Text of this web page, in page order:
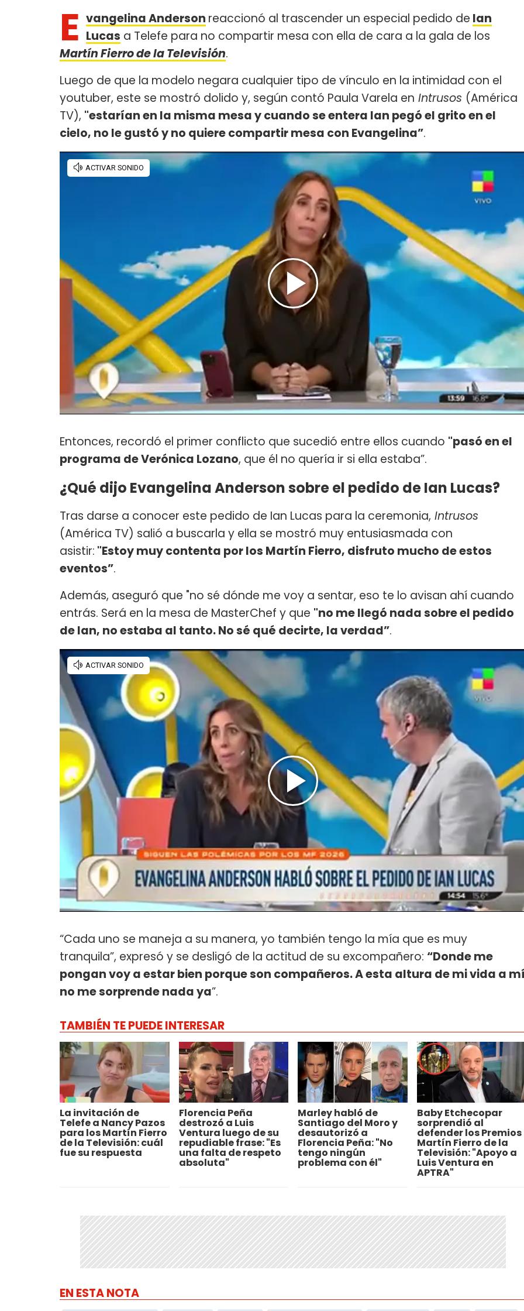
E vangelina Anderson reaccionó al trascender un especial pedido de Ian
Lucas a Telefe para no compartir mesa con ella de cara a la gala de los
Martín Fierro de la Televisión.
Luego de que la modelo negara cualquier tipo de vínculo en la intimidad con el
youtuber, este se mostró dolido y, según contó Paula Varela en Intrusos (América
TV), "estarían en la misma mesa y cuando se entera Ian pegó el grito en el
cielo, no le gustó y no quiere compartir mesa con Evangelina”.
Entonces, recordó el primer conflicto que sucedió entre ellos cuando "pasó en el
programa de Verónica Lozano, que él no quería ir si ella estaba”.
¿Qué dijo Evangelina Anderson sobre el pedido de Ian Lucas?
Tras darse a conocer este pedido de Ian Lucas para la ceremonia, Intrusos
(América TV) salió a buscarla y ella se mostró muy entusiasmada con
asistir: "Estoy muy contenta por los Martín Fierro, disfruto mucho de estos
eventos”.
Además, aseguró que "no sé dónde me voy a sentar, eso te lo avisan ahí cuando
entrás. Será en la mesa de MasterChef y que "no me llegó nada sobre el pedido
de Ian, no estaba al tanto. No sé qué decirte, la verdad”.
“Cada uno se maneja a su manera, yo también tengo la mía que es muy
tranquila”, expresó y se desligó de la actitud de su excompañero: “Donde me
pongan voy a estar bien porque son compañeros. A esta altura de mi vida a
no me sorprende nada ya”.
TAMBIÉN TE PUEDE INTERESAR
La invitación de
Telefe a Nancy Pazos
para los Martín Fierro
de la Televisión: cuál
fue su respuesta
Florencia Peña
destrozó a Luis
Ventura luego de su
repudiable frase: "Es
una falta de respeto
absoluta"
Marley habló de
Santiago del Moro y
desautorizó a
Florencia Peña: "No
tengo ningún
problema con él"
Baby Etchecopar
sorprendió al
defender los Premios
Martín Fierro de la
Televisión: "Apoyo a
Luis Ventura en
APTRA"
EN ESTA NOTA